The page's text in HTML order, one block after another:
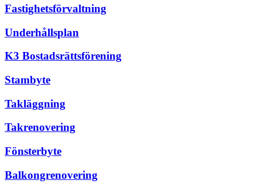
Fastighetsförvaltning
Underhållsplan
K3 Bostadsrättsförening
Stambyte
Takläggning
Takrenovering
Fönsterbyte
Balkongrenovering